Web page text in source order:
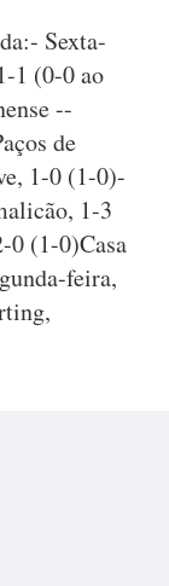
Sexta-
1 (0-0 ao
--
de
1-0 (1-0)-
1-3
0 (1-0)Casa
feira,